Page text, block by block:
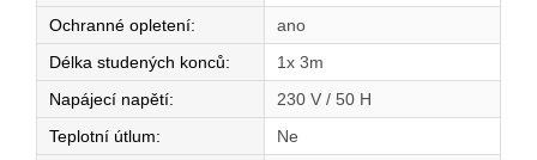
Ochranné opletení:
ano
Délka studených konců:
1x 3m
Napájecí napětí:
230 V / 50 H
Teplotní útlum:
Ne